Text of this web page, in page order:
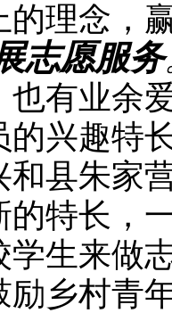
的理念，
志愿服务
也有业余
的兴趣特
和县朱家
的特长，
学生来做
励乡村青